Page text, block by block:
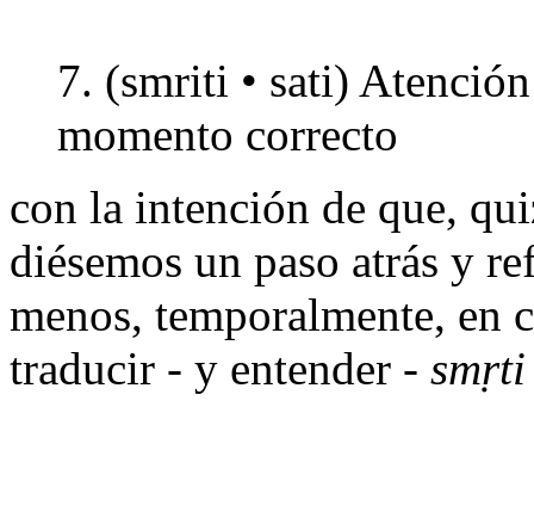
7. (smriti • sati)
momento correcto
con la intención de que,
diésemos un paso atrás y
menos, temporalmente, en
traducir - y entender - smṛti